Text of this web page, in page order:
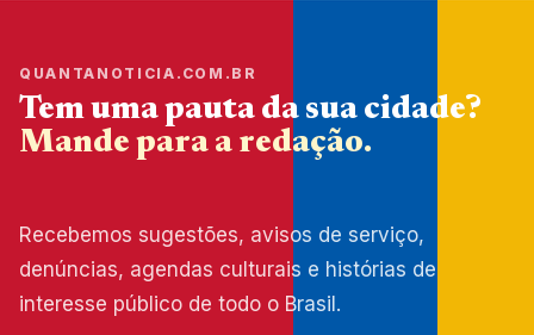
QUANTANOTICIA.COM.BR
Tem uma pauta da sua cidade?
Mande para a redação.
Recebemos sugestões, avisos de serviço,
denúncias, agendas culturais e histórias de
interesse público de todo o Brasil.